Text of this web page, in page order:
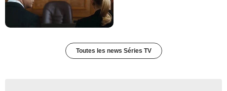
Toutes les news Séries TV